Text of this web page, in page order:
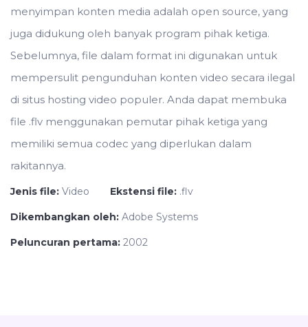
menyimpan konten media adalah open source, yang
juga didukung oleh banyak program pihak ketiga.
Sebelumnya, file dalam format ini digunakan untuk
mempersulit pengunduhan konten video secara ilegal
di situs hosting video populer. Anda dapat membuka
file .flv menggunakan pemutar pihak ketiga yang
memiliki semua codec yang diperlukan dalam
rakitannya.
Jenis file: Video Ekstensi file: .flv
Dikembangkan oleh: Adobe Systems
Peluncuran pertama: 2002